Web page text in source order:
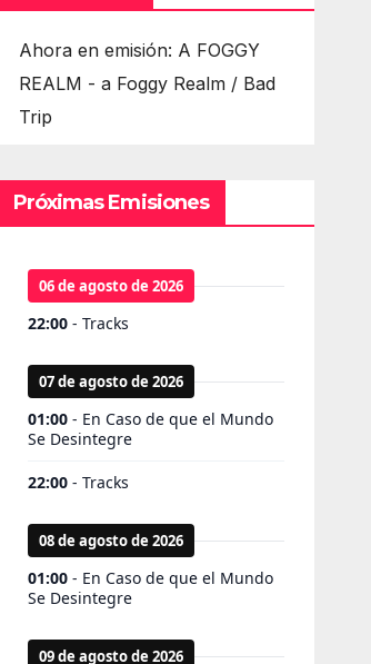
Ahora en emisión: A FOGGY
REALM - a Foggy Realm / Bad
Trip
Próximas Emisiones